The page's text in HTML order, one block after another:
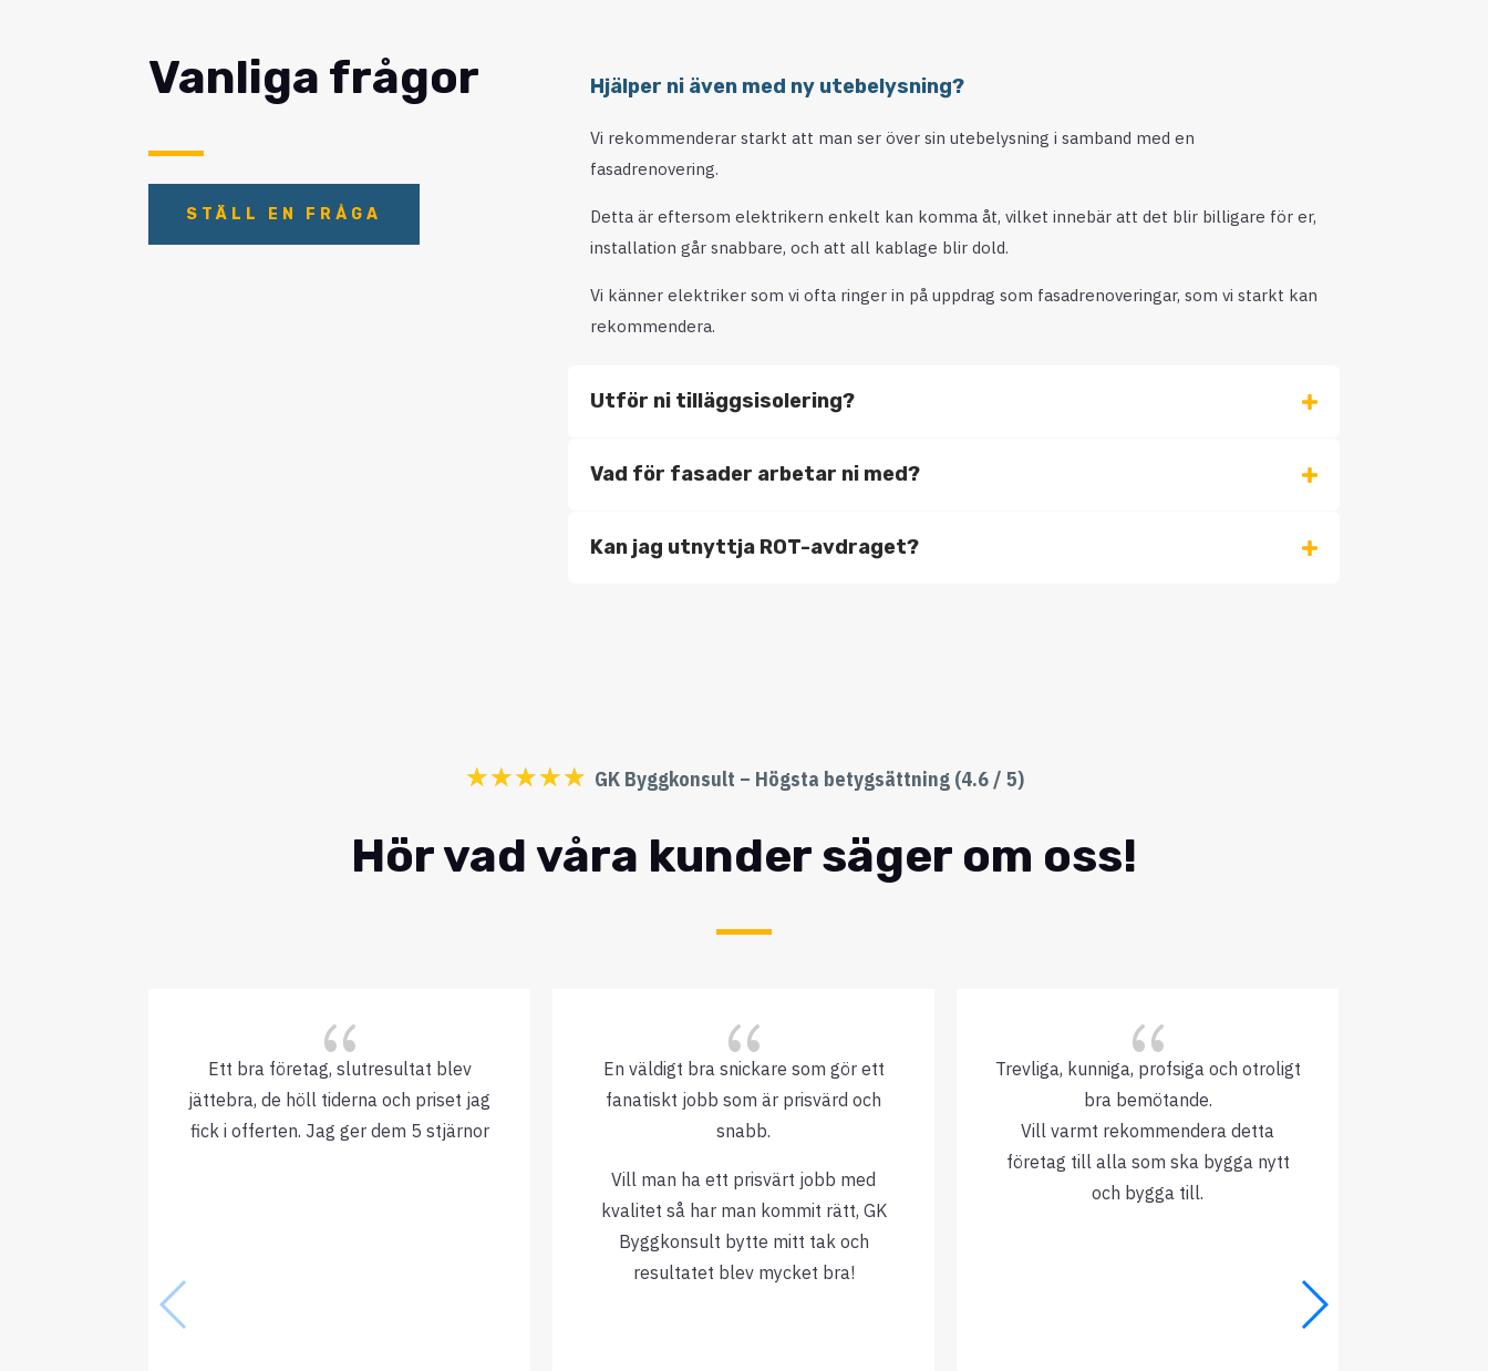
Vanliga frågor
STÄLL EN FRÅGA
Hjälper ni även med ny utebelysning?
Vi rekommenderar starkt att man ser över sin utebelysning i samband med en
fasadrenovering.
Detta är eftersom elektrikern enkelt kan komma åt, vilket innebär att det blir billigare för er,
installation går snabbare, och att all kablage blir dold.
Vi känner elektriker som vi ofta ringer in på uppdrag som fasadrenoveringar, som vi starkt kan
rekommendera.
Utför ni tilläggsisolering?
Vad för fasader arbetar ni med?
Kan jag utnyttja ROT-avdraget?
☆☆☆☆☆ GK Byggkonsult – Högsta betygsättning (4.6 / 5)
Hör vad våra kunder säger om oss!
{
Ett bra företag, slutresultat blev
jättebra, de höll tiderna och priset jag
fick i offerten. Jag ger dem 5 stjärnor
{
En väldigt bra snickare som gör ett
fanatiskt jobb som är prisvärd och
snabb.
Vill man ha ett prisvärt jobb med
kvalitet så har man kommit rätt, GK
Byggkonsult bytte mitt tak och
resultatet blev mycket bra!
{
Trevliga, kunniga, profsiga och otroligt
bra bemötande.
Vill varmt rekommendera detta
företag till alla som ska bygga nytt
och bygga till.